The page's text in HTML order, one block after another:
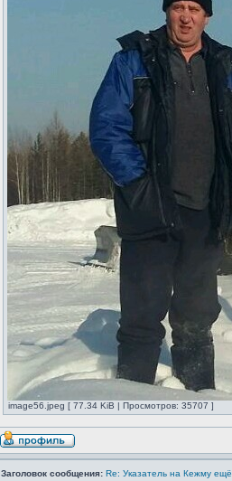
image56.jpeg [ 77.34 KiB | Просмотров: 35707 ]
Заголовок сообщения: Re: Указатель на Кежму